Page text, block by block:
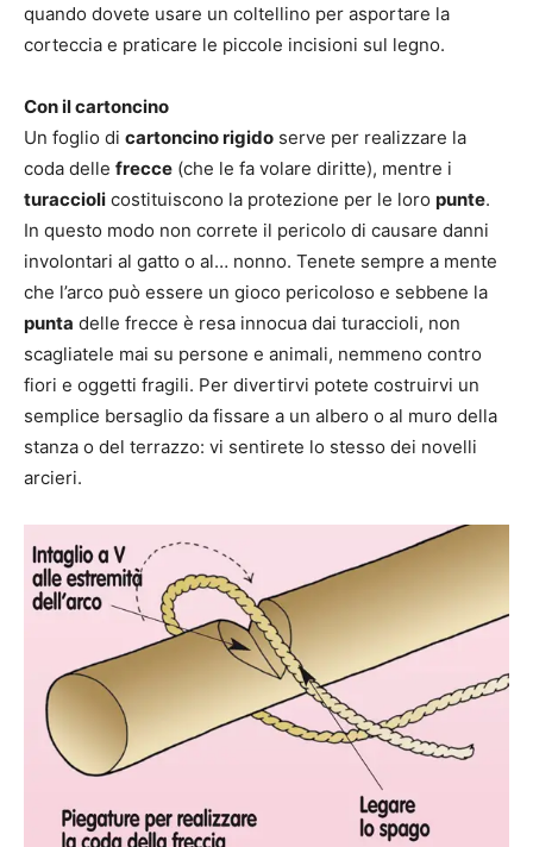
quando dovete usare un coltellino per asportare la
corteccia e praticare le piccole incisioni sul legno.
Con il cartoncino
Un foglio di cartoncino rigido serve per realizzare la
coda delle frecce (che le fa volare diritte), mentre i
turaccioli costituiscono la protezione per le loro punte.
In questo modo non correte il pericolo di causare danni
involontari al gatto o al… nonno. Tenete sempre a mente
che l’arco può essere un gioco pericoloso e sebbene la
punta delle frecce è resa innocua dai turaccioli, non
scagliatele mai su persone e animali, nemmeno contro
fiori e oggetti fragili. Per divertirvi potete costruirvi un
semplice bersaglio da fissare a un albero o al muro della
stanza o del terrazzo: vi sentirete lo stesso dei novelli
arcieri.